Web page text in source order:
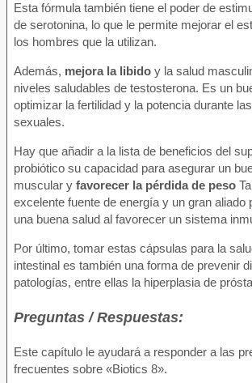
Esta fórmula también tiene el poder de
de serotonina, lo que le permite mejorar el
los hombres que la utilizan.
Además, mejora la libido y la salud
niveles saludables de testosterona. Es un
optimizar la fertilidad y la potencia durante
sexuales.
Hay que añadir a la lista de beneficios del
probiótico su capacidad para asegurar un
muscular y favorecer la pérdida de peso
excelente fuente de energía y un gran aliado
una buena salud al favorecer un sistema
Por último, tomar estas cápsulas para la
intestinal es también una forma de prevenir
patologías, entre ellas la hiperplasia de
Preguntas / Respuestas:
Este capítulo le ayudará a responder a las
frecuentes sobre «Biotics 8».